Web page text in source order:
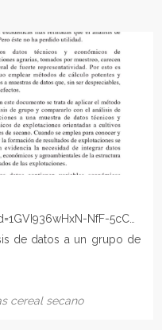
NfF-
de datos a un grupo de
cereal secano